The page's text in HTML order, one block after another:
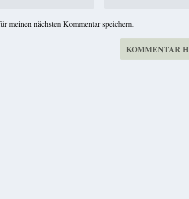
meinen nächsten Kommentar speichern.